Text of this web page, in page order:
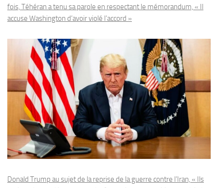
fois, Téhéran a tenu sa parole en respectant le mémorandum, « Il
accuse Washington d’avoir violé l’accord »
Donald Trump au sujet de la reprise de la guerre contre l’Iran, « Ils